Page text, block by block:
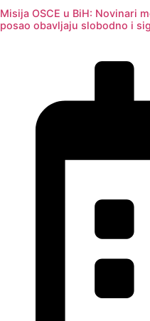
Misija OSCE u BiH: Novinari
posao obavljaju slobodno i